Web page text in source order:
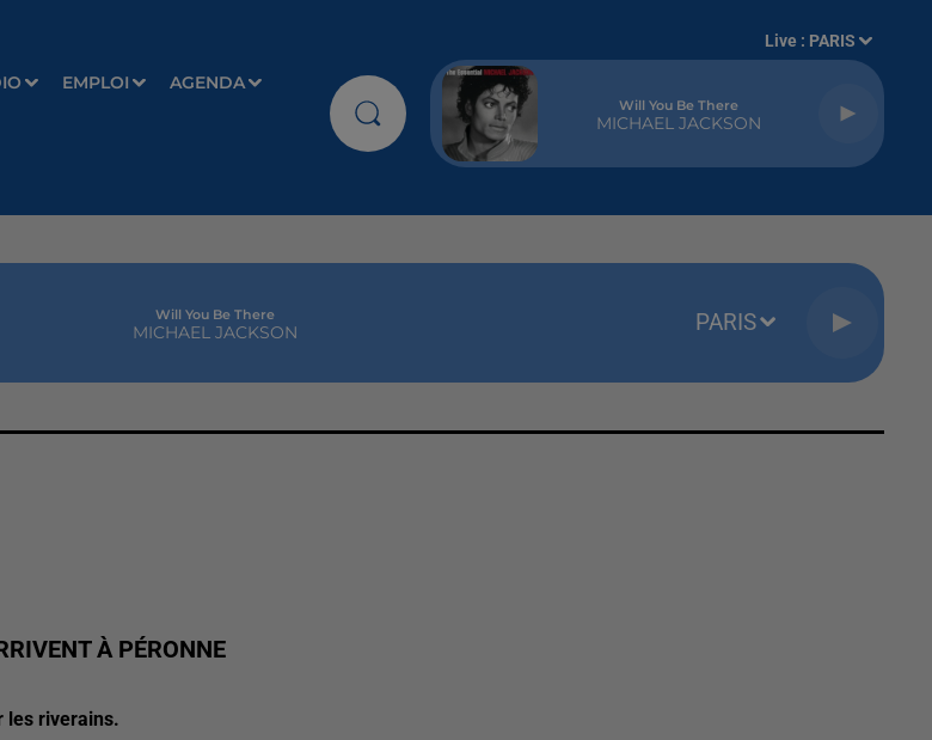
EMPLOI AGENDA
Live : PARIS
Will You Be There
MICHAEL JACKSON
Will You Be There
MICHAEL JACKSON PARIS
À PÉRONNE
les riverains.